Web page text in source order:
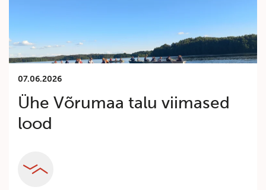
07.06.2026
Ühe Võrumaa talu viimased
lood